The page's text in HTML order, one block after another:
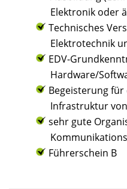
Elektronik oder
Technisches
Elektrotechnik
EDV-
Hardware/
Begeisterung
Infrastruktur
sehr gute
Führerschein B